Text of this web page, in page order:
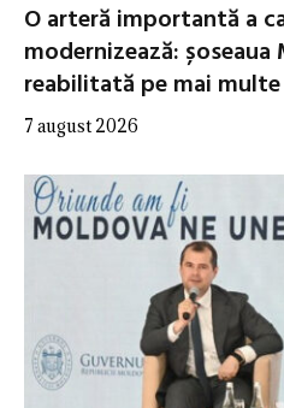
O arteră importantă a
modernizează:
reabilitată pe mai
7 august 2026